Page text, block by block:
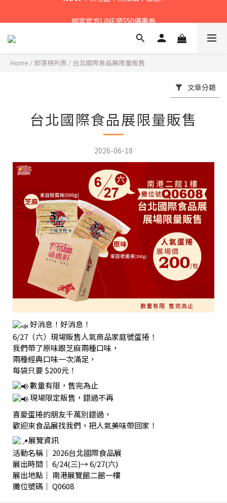
綁定官方LINE領$50優惠券
𝙉𝙀𝙒新朋友來報到～大寶礁蒜香新登場
𝙉𝙀𝙒中秋禮盒早鳥預購享優惠!!
Home / 部落格列表 / 台北國際食品展限量販售
文章分類
台北國際食品展限量販售
2026-06-18
好消息！好消息！
6/27（六）現場販售人氣商品家庭號蛋捲！
我們帶了原味跟芝麻兩種口味，
兩種經典口味一次滿足，
每袋只要 $200元！
數量有限，售完為止
現場限定販售，錯過不再
喜愛蛋捲的朋友千萬別錯過，
歡迎來食品展找我們，把人氣美味帶回家！
展覽資訊
活動名稱｜ 2026台北國際食品展
展出時間｜ 6/24(三)→ 6/27(六)
展出地點｜ 南港展覽館二館一樓
攤位號碼｜ Q0608